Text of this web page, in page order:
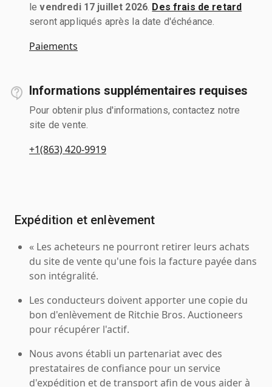
levendredi 17 juillet 2026 Des frais de retard
seront appliqués après la date d'échéance.
Paiements
Informations supplémentaires requises
Pour obtenir plus d'informations, contactez notre
site de vente.
+1(863) 420-9919
Expédition et enlèvement
« Les acheteurs ne pourront retirer leurs achats
du site de vente qu'une fois la facture payée dans
son intégralité.
Les conducteurs doivent apporter une copie du
bon d'enlèvement de Ritchie Bros. Auctioneers
pour récupérer l'actif.
Nous avons établi un partenariat avec des
prestataires de confiance pour un service
d'expédition et de transport afin de vous aider à